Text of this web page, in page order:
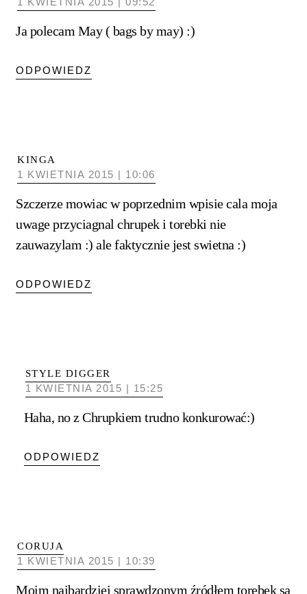
Ja polecam May ( bags by may) :)
ODPOWIEDZ
KINGA
1 KWIETNIA 2015 | 10:06
Szczerze mowiac w poprzednim wpisie cala moja
uwage przyciagnal chrupek i torebki nie
zauwazylam :) ale faktycznie jest swietna :)
ODPOWIEDZ
STYLE DIGGER
1 KWIETNIA 2015 | 15:25
Haha, no z Chrupkiem trudno konkurować:)
ODPOWIEDZ
CORUJA
1 KWIETNIA 2015 | 10:39
Moim najbardziej sprawdzonym źródłem torebek są